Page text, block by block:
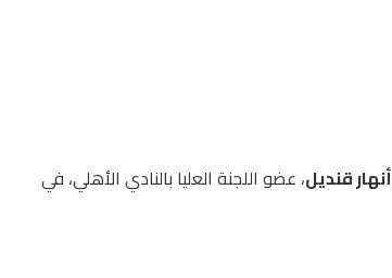
أنهار قنديل، عضو اللجنة العليا بالنادي الأهلي، في